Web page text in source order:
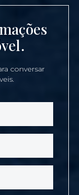
conversar